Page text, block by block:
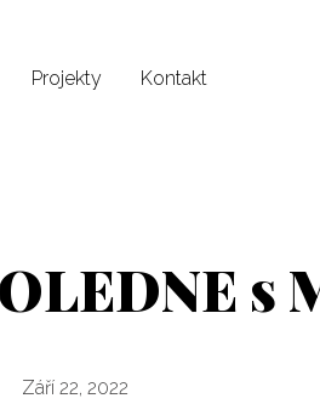
Projekty Kontakt
s
Září 22, 2022